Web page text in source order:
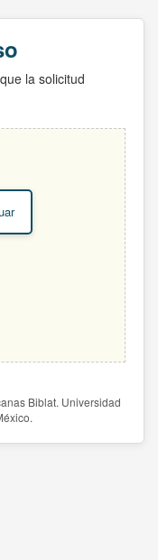
la solicitud
Biblat. Universidad